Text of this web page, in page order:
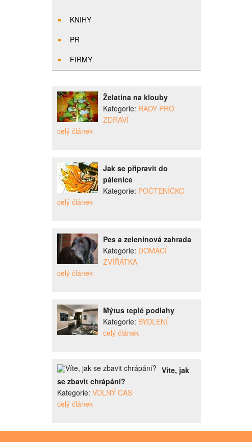
KNIHY
PR
FIRMY
Želatina na klouby
Kategorie: RADY PRO
ZDRAVÍ
celý článek
Jak se připravit do
pálenice
Kategorie: POČTENÍČKO
celý článek
Pes a zeleninová zahrada
Kategorie: DOMÁCÍ
ZVÍŘÁTKA
celý článek
Mýtus teplé podlahy
Kategorie: BYDLENÍ
celý článek
Víte, jak
se zbavit chrápání?
Kategorie: VOLNÝ ČAS
celý článek